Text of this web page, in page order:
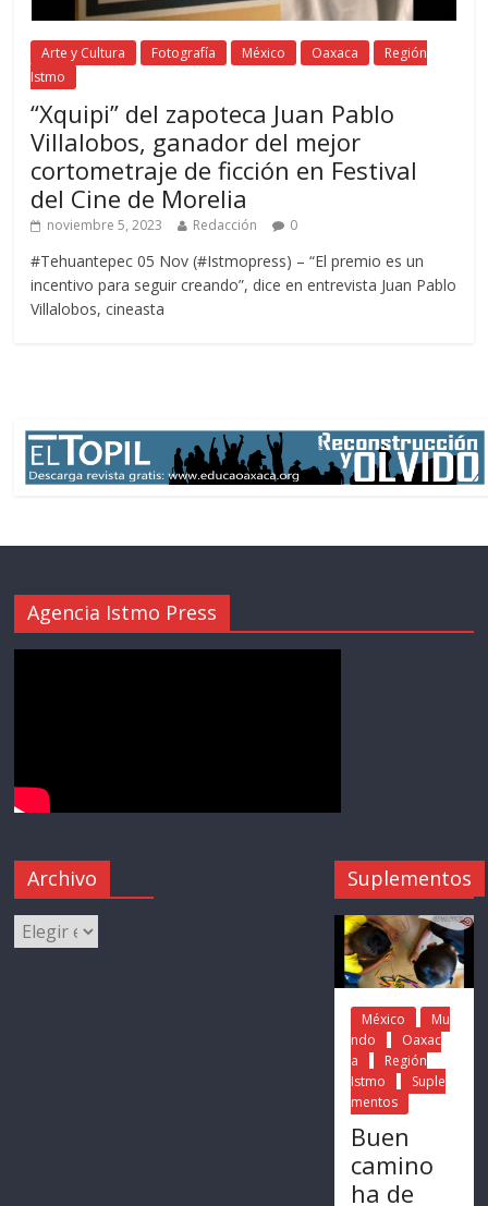
Arte y Cultura Fotografía México Oaxaca
Región
Istmo
“Xquipi” del zapoteca Juan Pablo
Villalobos, ganador del mejor
cortometraje de ficción en Festival
del Cine de Morelia
noviembre 5, 2023 Redacción 0
#Tehuantepec 05 Nov (#Istmopress) – “El premio es un
incentivo para seguir creando”, dice en entrevista Juan Pablo
Villalobos, cineasta
Agencia Istmo Press
Archivo Suplementos
México
Mu
ndo
Oaxac
a
Región
Istmo
Suple
mentos
Buen
camino
ha de